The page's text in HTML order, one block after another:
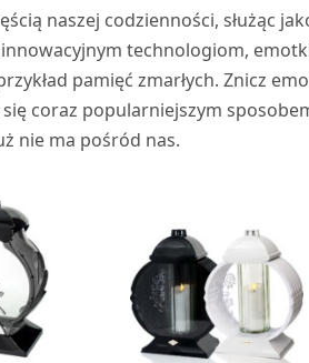
naszej codzienności, służąc
technologiom,
pamięć zmarłych. Znicz
coraz popularniejszym
nie ma pośród nas.